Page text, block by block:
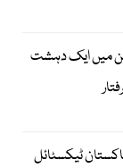
میں ایک دہشت
ٹیکسٹائل